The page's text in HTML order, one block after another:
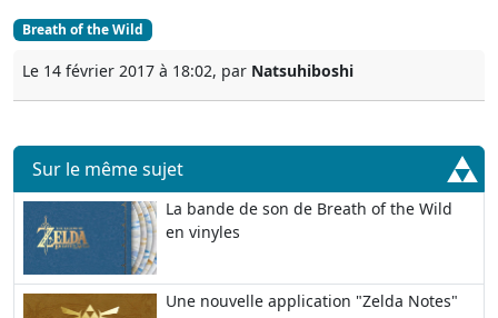
Breath of the Wild
Le 14 février 2017 à 18:02, par Natsuhiboshi
Sur le même sujet
La bande de son de Breath of the Wild
en vinyles
Une nouvelle application "Zelda Notes"